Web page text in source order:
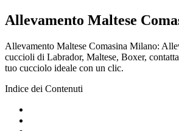
Allevamento Maltese
Allevamento Maltese Comasina Milano:
cuccioli di Labrador, Maltese, Boxer,
tuo cucciolo ideale con un clic.
Indice dei Contenuti